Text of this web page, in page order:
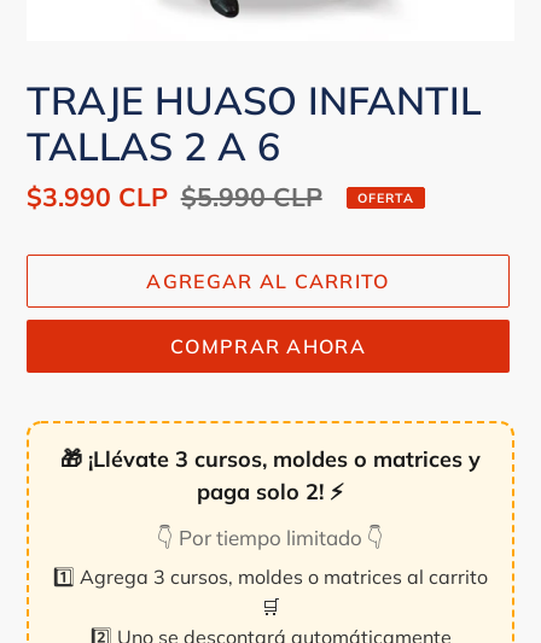
TRAJE HUASO INFANTIL
TALLAS 2 A 6
Precio
$3.990 CLP Precio
$5.990 CLP OFERTA
AGREGAR AL CARRITO
COMPRAR AHORA
🎁 ¡Llévate 3 cursos, moldes o matrices y
paga solo 2! ⚡
👇 Por tiempo limitado 👇
1️⃣ Agrega 3 cursos, moldes o matrices al carrito
🛒
2️⃣ Uno se descontará automáticamente